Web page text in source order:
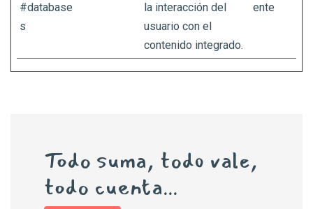
#database
s
la interacción del
usuario con el
contenido integrado.
ente
Todo suma, todo vale,
todo cuenta...